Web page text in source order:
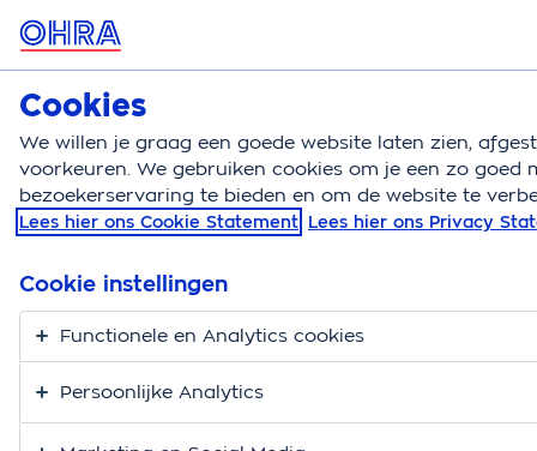
MENU
Reisverzekering
Reisverzekering Blog Tips auto huren vakantie
Auto huren op
vakantie? Check deze
tips!
Cookies
We willen je graag een goede website laten zien,
voorkeuren. We gebruiken cookies om je een zo goed
bezoekerservaring te bieden en om de website te
Lees hier ons Cookie Statement Lees hier ons Privacy
Cookie instellingen
Functionele en Analytics cookies
Persoonlijke Analytics